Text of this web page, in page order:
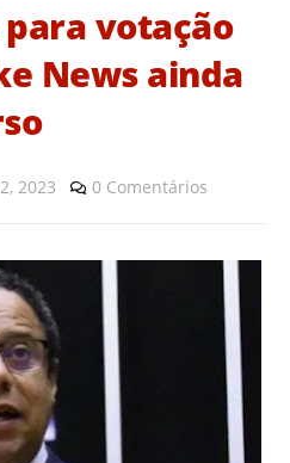
votação
News ainda
2023 0 Comentários